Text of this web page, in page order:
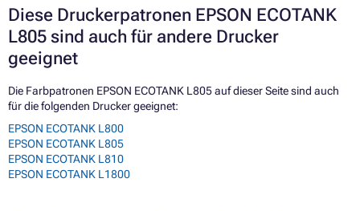
Diese Druckerpatronen EPSON ECOTANK
L805 sind auch für andere Drucker
geeignet
Die Farbpatronen EPSON ECOTANK L805 auf dieser Seite sind auch
für die folgenden Drucker geeignet:
EPSON ECOTANK L800
EPSON ECOTANK L805
EPSON ECOTANK L810
EPSON ECOTANK L1800